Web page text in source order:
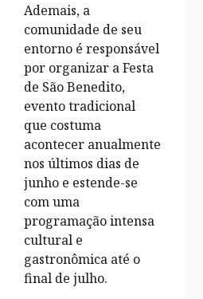
Ademais, a
comunidade de seu
entorno é responsável
por organizar a Festa
de São Benedito,
evento tradicional
que costuma
acontecer anualmente
nos últimos dias de
junho e estende-se
com uma
programação intensa
cultural e
gastronômica até o
final de julho.